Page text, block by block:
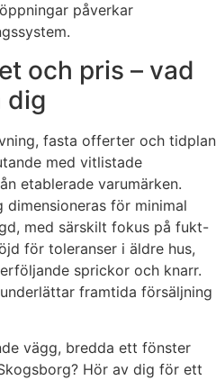
påverkar
och pris – vad
dig
fasta offerter och tidplan
med vitlistade
etablerade varumärken.
för minimal
med särskilt fokus på fukt-
för toleranser i äldre hus,
sprickor och knarr.
framtida försäljning
vägg, bredda ett fönster
Hör av dig för ett